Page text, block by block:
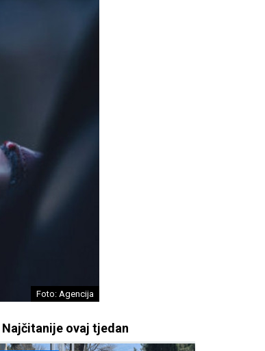
Foto: Agencija
Najčitanije ovaj tjedan